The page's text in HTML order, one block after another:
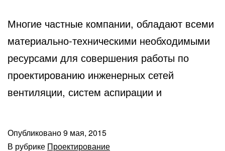
Многие частные компании, обладают всеми
материально-техническими необходимыми
ресурсами для совершения работы по
проектированию инженерных сетей
вентиляции, систем аспирации и
Опубликовано9 мая, 2015
В рубрике Проектирование